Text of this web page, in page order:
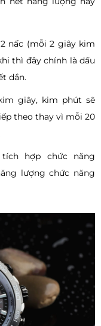
nấc (mỗi 2 giây kim
thì đây chính là dấu
dần.
giây, kim phút sẽ
theo thay vì mỗi 20
hợp chức năng
lượng chức năng